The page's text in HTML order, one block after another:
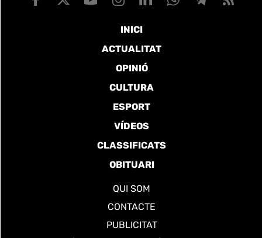
INICI
ACTUALITAT
OPINIÓ
CULTURA
ESPORT
VÍDEOS
CLASSIFICATS
OBITUARI
QUI SOM
CONTACTE
PUBLICITAT